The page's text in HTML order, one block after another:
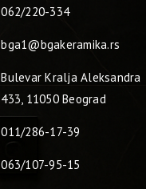
062/220-334
bga1@bgakeramika.rs
Bulevar Kralja Aleksandra
433, 11050 Beograd
011/286-17-39
063/107-95-15